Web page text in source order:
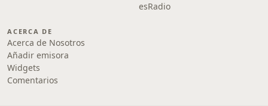
esRadio
ACERCA DE
Acerca de Nosotros
Añadir emisora
Widgets
Comentarios